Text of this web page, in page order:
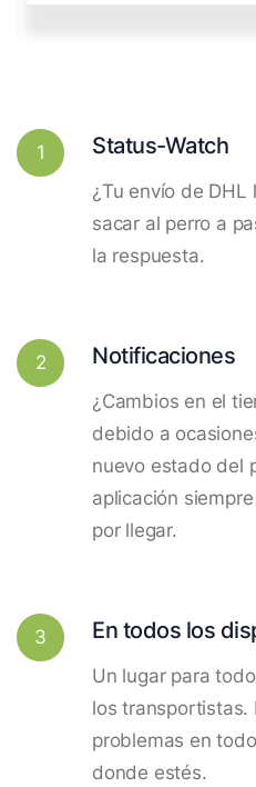
1 Status-Watch
¿Tu envío de
sacar al perro a
la respuesta.
2 Notificaciones
¿Cambios en el
debido a
nuevo estado del
aplicación
por llegar.
3 En todos los
Un lugar para
los transportistas.
problemas en
donde estés.